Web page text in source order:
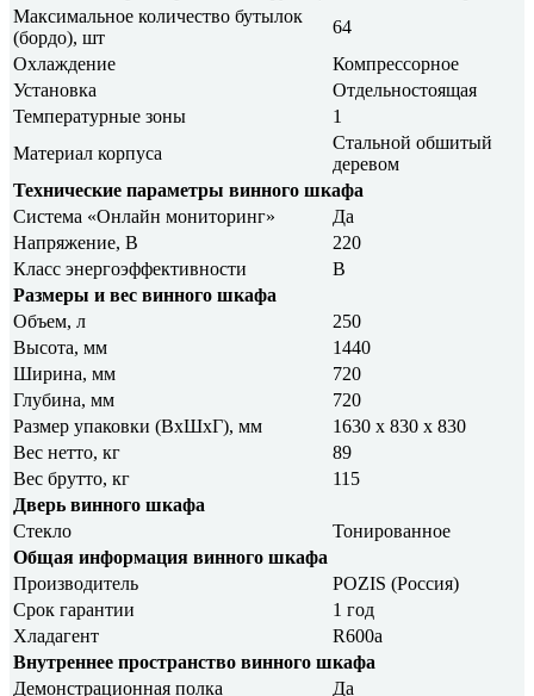
Максимальное количество бутылок
(бордо), шт
64
Охлаждение
Компрессорное
Установка
Отдельностоящая
Температурные зоны
1
Материал корпуса
Стальной обшитый
деревом
Технические параметры винного шкафа
Система «Онлайн мониторинг»
Да
Напряжение, В
220
Класс энергоэффективности
B
Размеры и вес винного шкафа
Объем, л
250
Высота, мм
1440
Ширина, мм
720
Глубина, мм
720
Размер упаковки (ВxШxГ), мм
1630 х 830 х 830
Вес нетто, кг
89
Вес брутто, кг
115
Дверь винного шкафа
Стекло
Тонированное
Общая информация винного шкафа
Производитель
POZIS (Россия)
Срок гарантии
1 год
Хладагент
R600a
Внутреннее пространство винного шкафа
Демонстрационная полка
Да